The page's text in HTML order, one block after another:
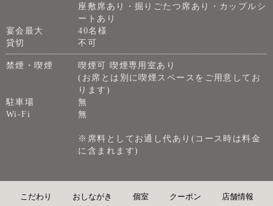
座敷席あり・掘りごたつ席あり・カップルシ
ートあり
宴会最大
40名様
貸切
不可
禁煙・喫煙
喫煙可 喫煙専用室あり
(お席とは別に喫煙スペースをご用意してお
ります)
駐車場
無
Wi-Fi
無
※席料としてお通し代あり(コース時は料金
に含まれます)
こだわり おしながき 個室 クーポン 店舗情報